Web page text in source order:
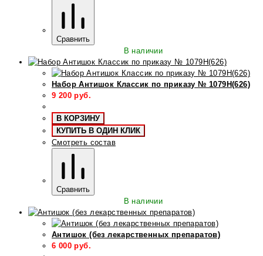
Сравнить
В наличии
Набор Антишок Классик по приказу № 1079Н(626)
9 200 руб.
В КОРЗИНУ
КУПИТЬ В ОДИН КЛИК
Смотреть состав
Сравнить
В наличии
Антишок (без лекарственных препаратов)
6 000 руб.